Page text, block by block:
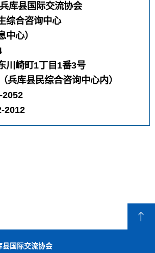
库县国际交流协会
综合咨询中心
中心）
川崎町1丁目1番3号
兵库县民综合咨询中心内）
2052
2012
县国际交流协会